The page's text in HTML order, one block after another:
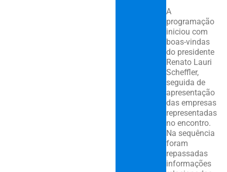
A
programação
iniciou com
boas-vindas
do presidente
Renato Lauri
Scheffler,
seguida de
apresentação
das empresas
representadas
no encontro.
Na sequência
foram
repassadas
informações